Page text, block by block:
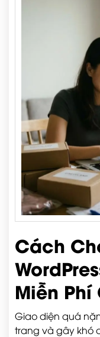
Cách
Miễn Phí
Giao diện quá
trang và gây khó